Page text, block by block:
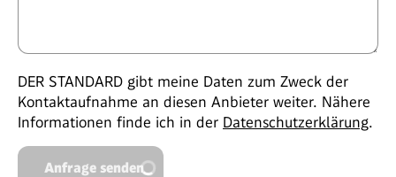
DER STANDARD gibt meine Daten zum Zweck der
Kontaktaufnahme an diesen Anbieter weiter. Nähere
Informationen finde ich in der Datenschutzerklärung.
Anfrage senden